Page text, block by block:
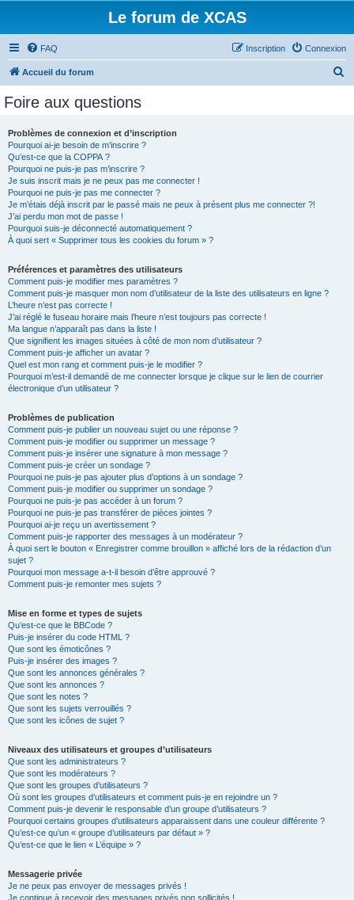
Le forum de XCAS
FAQ Connexion
Inscription
Accueil du forum
Foire aux questions
Problèmes de connexion et d’inscription
Pourquoi ai-je besoin de m’inscrire ?
Qu’est-ce que la COPPA ?
Pourquoi ne puis-je pas m’inscrire ?
Je suis inscrit mais je ne peux pas me connecter !
Pourquoi ne puis-je pas me connecter ?
Je m’étais déjà inscrit par le passé mais ne peux à présent plus me connecter ?!
J’ai perdu mon mot de passe !
Pourquoi suis-je déconnecté automatiquement ?
À quoi sert « Supprimer tous les cookies du forum » ?
Préférences et paramètres des utilisateurs
Comment puis-je modifier mes paramètres ?
Comment puis-je masquer mon nom d’utilisateur de la liste des utilisateurs en ligne ?
L’heure n’est pas correcte !
J’ai réglé le fuseau horaire mais l’heure n’est toujours pas correcte !
Ma langue n’apparaît pas dans la liste !
Que signifient les images situées à côté de mon nom d’utilisateur ?
Comment puis-je afficher un avatar ?
Quel est mon rang et comment puis-je le modifier ?
Pourquoi m’est-il demandé de me connecter lorsque je clique sur le lien de courrier
électronique d’un utilisateur ?
Problèmes de publication
Comment puis-je publier un nouveau sujet ou une réponse ?
Comment puis-je modifier ou supprimer un message ?
Comment puis-je insérer une signature à mon message ?
Comment puis-je créer un sondage ?
Pourquoi ne puis-je pas ajouter plus d’options à un sondage ?
Comment puis-je modifier ou supprimer un sondage ?
Pourquoi ne puis-je pas accéder à un forum ?
Pourquoi ne puis-je pas transférer de pièces jointes ?
Pourquoi ai-je reçu un avertissement ?
Comment puis-je rapporter des messages à un modérateur ?
À quoi sert le bouton « Enregistrer comme brouillon » affiché lors de la rédaction d’un
sujet ?
Pourquoi mon message a-t-il besoin d’être approuvé ?
Comment puis-je remonter mes sujets ?
Mise en forme et types de sujets
Qu’est-ce que le BBCode ?
Puis-je insérer du code HTML ?
Que sont les émoticônes ?
Puis-je insérer des images ?
Que sont les annonces générales ?
Que sont les annonces ?
Que sont les notes ?
Que sont les sujets verrouillés ?
Que sont les icônes de sujet ?
Niveaux des utilisateurs et groupes d’utilisateurs
Que sont les administrateurs ?
Que sont les modérateurs ?
Que sont les groupes d’utilisateurs ?
Où sont les groupes d’utilisateurs et comment puis-je en rejoindre un ?
Comment puis-je devenir le responsable d’un groupe d’utilisateurs ?
Pourquoi certains groupes d’utilisateurs apparaissent dans une couleur différente ?
Qu’est-ce qu’un « groupe d’utilisateurs par défaut » ?
Qu’est-ce que le lien « L’équipe » ?
Messagerie privée
Je ne peux pas envoyer de messages privés !
Je continue à recevoir des messages privés non sollicités !